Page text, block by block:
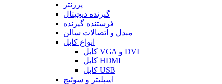
پرزنتر
گیرنده دیجیتال
فرستنده گیرنده
مبدل و اتصالات سالن
انواع کابل
کابل VGA و DVI
کابل HDMI
کابل USB
اسپلیتر و سوئیچ